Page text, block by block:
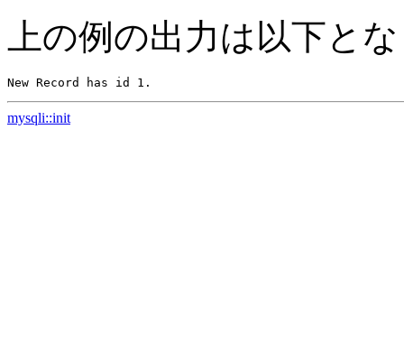
上の例の出力は以下と
mysqli::init